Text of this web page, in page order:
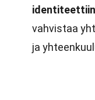
vahvistaa
ja